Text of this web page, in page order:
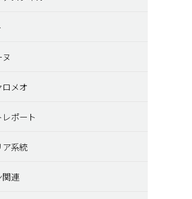
ロメオ
ポート
ア系統
関連